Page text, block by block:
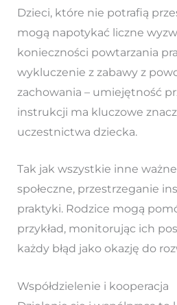
Dzieci, które nie potrafią
mogą napotykać liczne
konieczności powtarzania
wykluczenie z zabawy z
zachowania – umiejętność
instrukcji ma kluczowe
uczestnictwa dziecka.
Tak jak wszystkie inne
społeczne, przestrzeganie
praktyki. Rodzice mogą
przykład, monitorując ich
każdy błąd jako okazję do
Współdzielenie i kooperacja